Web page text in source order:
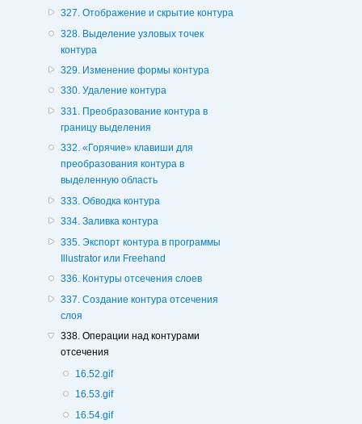
327. Отображение и скрытие контура
328. Выделение узловых точек
контура
329. Изменение формы контура
330. Удаление контура
331. Преобразование контура в
границу выделения
332. «Горячие» клавиши для
преобразования контура в
выделенную область
333. Обводка контура
334. Заливка контура
335. Экспорт контура в программы
Illustrator или Freehand
336. Контуры отсечения слоев
337. Создание контура отсечения
слоя
338. Операции над контурами
отсечения
16.52.gif
16.53.gif
16.54.gif